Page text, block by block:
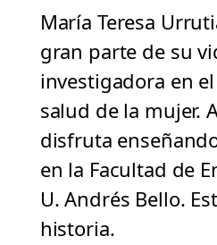
María Teresa
gran parte de su
investigadora en
salud de la mujer.
disfruta
en la Facultad de
U. Andrés Bello.
historia.